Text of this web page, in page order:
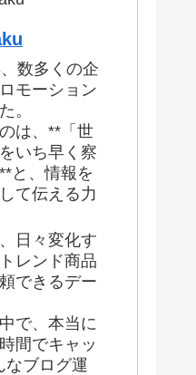
数多くの企
モーション
。
は、**「世
いち早く察
と、情報を
て伝える力
日々変化す
レンド商品
できるデー
で、本当に
間でキャッ
ブログ運